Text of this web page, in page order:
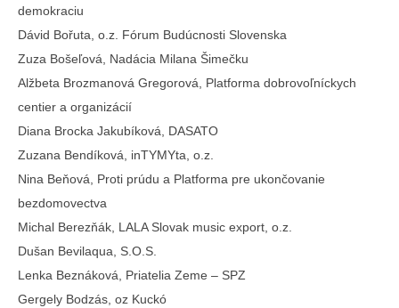
demokraciu
Dávid Bořuta, o.z. Fórum Budúcnosti Slovenska
Zuza Bošeľová, Nadácia Milana Šimečku
Alžbeta Brozmanová Gregorová, Platforma dobrovoľníckych
centier a organizácií
Diana Brocka Jakubíková, DASATO
Zuzana Bendíková, inTYMYta, o.z.
Nina Beňová, Proti prúdu a Platforma pre ukončovanie
bezdomovectva
Michal Berezňák, LALA Slovak music export, o.z.
Dušan Bevilaqua, S.O.S.
Lenka Beznáková, Priatelia Zeme – SPZ
Gergely Bodzás, oz Kuckó